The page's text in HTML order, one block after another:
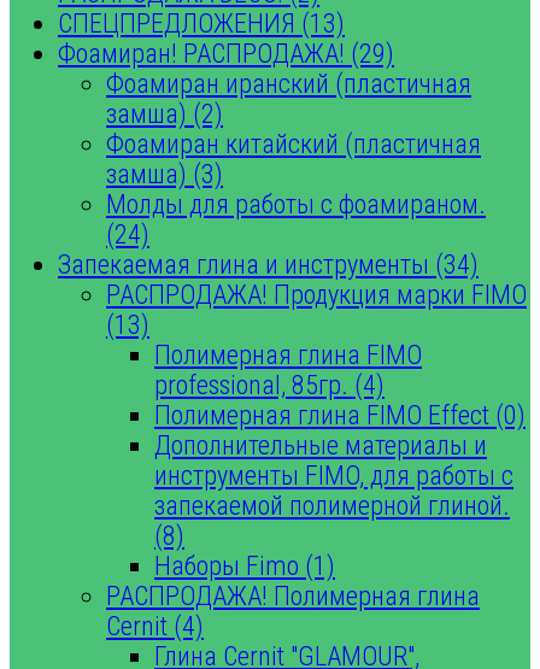
СПЕЦПРЕДЛОЖЕНИЯ (13)
Фоамиран! РАСПРОДАЖА! (29)
Фоамиран иранский (пластичная
замша) (2)
Фоамиран китайский (пластичная
замша) (3)
Молды для работы с фоамираном.
(24)
Запекаемая глина и инструменты (34)
РАСПРОДАЖА! Продукция марки FIMO
(13)
Полимерная глина FIMO
professional, 85гр. (4)
Полимерная глина FIMO Effect (0)
Дополнительные материалы и
инструменты FIMO, для работы с
запекаемой полимерной глиной.
(8)
Наборы Fimo (1)
РАСПРОДАЖА! Полимерная глина
Cernit (4)
Глина Cernit "GLAMOUR",